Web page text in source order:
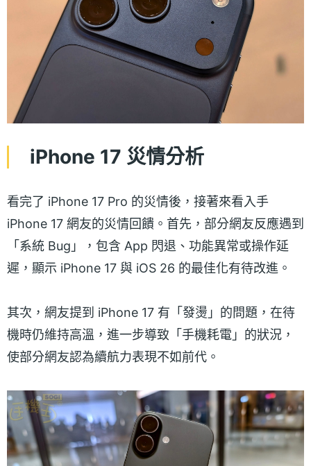
iPhone 17 災情分析
看完了 iPhone 17 Pro 的災情後，接著來看入手
iPhone 17 網友的災情回饋。首先，部分網友反應遇到
「系統 Bug」，包含 App 閃退、功能異常或操作延
遲，顯示 iPhone 17 與 iOS 26 的最佳化有待改進。
其次，網友提到 iPhone 17 有「發燙」的問題，在待
機時仍維持高溫，進一步導致「手機耗電」的狀況，
使部分網友認為續航力表現不如前代。